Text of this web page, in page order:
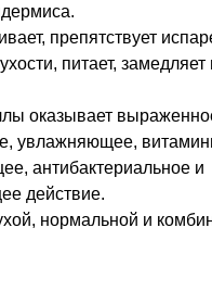
препятствует
питает, замедляет
оказывает
увлажняющее,
антибактериальное и
действие.
нормальной и